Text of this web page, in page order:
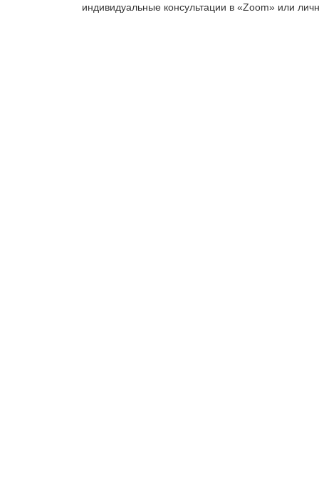
индивидуальные консультации в «Zoom» или